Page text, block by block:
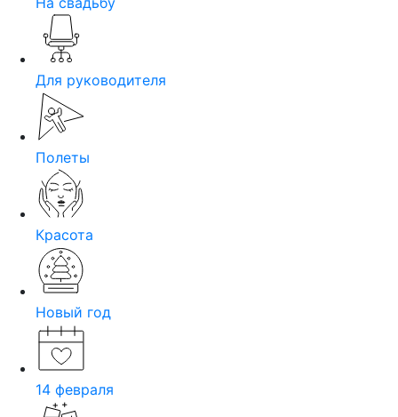
Для руководителя
Полеты
Красота
Новый год
14 февраля